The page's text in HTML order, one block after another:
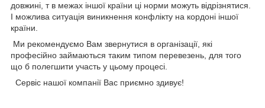
довжині, т в межах іншої країни ці норми можуть відрізнятися.
І можлива ситуація виникнення конфлікту на кордоні іншої
країни.
Ми рекомендуємо Вам звернутися в організації, які
професійно займаються таким типом перевезень, для того
що б полегшити участь у цьому процесі.
Сервіс нашої компанії Вас приємно здивує!